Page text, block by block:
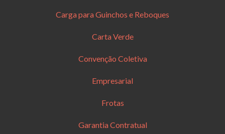
Carga para Guinchos e Reboques
Carta Verde
Convenção Coletiva
Empresarial
Frotas
Garantia Contratual